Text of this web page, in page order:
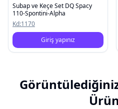
Subap ve Keçe Set DQ Spacy
110-Spontini-Alpha
Kd:1170
Giriş yapınız